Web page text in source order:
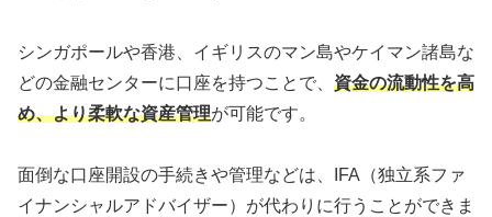
シンガポールや⾹港、イギリスのマン島やケイマン諸島な
どの⾦融センターに⼝座を持つことで、 資⾦の流動性を⾼
め、より柔軟な資産管理が可能です。
面倒な口座開設の手続きや管理などは、IFA（独⽴系ファ
イナンシャルアドバイザー）が代わりに行うことができま